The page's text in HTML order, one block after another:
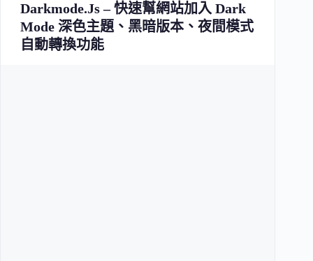
Darkmode.Js – 快速幫網站加入 Dark
Mode 深色主題、黑暗版本、夜間模式
自動轉換功能